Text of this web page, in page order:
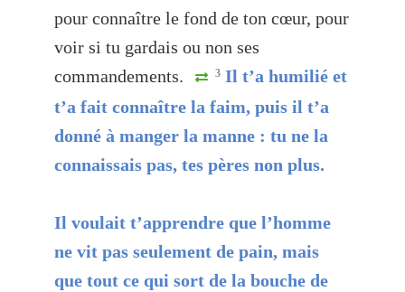
pour connaître le fond de ton cœur, pour
voir si tu gardais ou non ses
commandements.
3 Il t’a humilié et
t’a fait connaître la faim, puis il t’a
donné à manger la manne : tu ne la
connaissais pas, tes pères non plus.
Il voulait t’apprendre que l’homme
ne vit pas seulement de pain, mais
que tout ce qui sort de la bouche de